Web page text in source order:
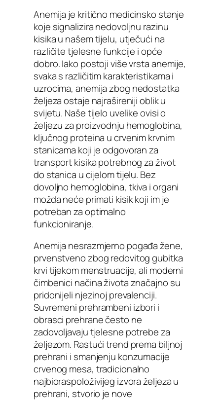
Anemija je kritično medicinsko stanje
koje signalizira nedovoljnu razinu
kisika u našem tijelu, utječući na
različite tjelesne funkcije i opće
dobro. Iako postoji više vrsta anemije,
svaka s različitim karakteristikama i
uzrocima, anemija zbog nedostatka
željeza ostaje najrašireniji oblik u
svijetu. Naše tijelo uvelike ovisi o
željezu za proizvodnju hemoglobina,
ključnog proteina u crvenim krvnim
stanicama koji je odgovoran za
transport kisika potrebnog za život
do stanica u cijelom tijelu. Bez
dovoljno hemoglobina, tkiva i organi
možda neće primati kisik koji im je
potreban za optimalno
funkcioniranje.
Anemija nesrazmjerno pogađa žene,
prvenstveno zbog redovitog gubitka
krvi tijekom menstruacije, ali moderni
čimbenici načina života značajno su
pridonijeli njezinoj prevalenciji.
Suvremeni prehrambeni izbori i
obrasci prehrane često ne
zadovoljavaju tjelesne potrebe za
željezom. Rastući trend prema biljnoj
prehrani i smanjenju konzumacije
crvenog mesa, tradicionalno
najbioraspoloživijeg izvora željeza u
prehrani, stvorio je nove